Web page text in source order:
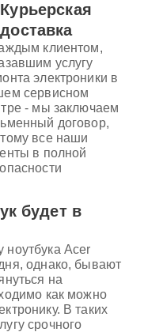
Курьерская
доставка
клиентом,
услугу
электроники в
сервисном
- мы заключаем
договор,
все наши
в полной
будет в
Acer
однако, бывают
на
как можно
В таких
срочного